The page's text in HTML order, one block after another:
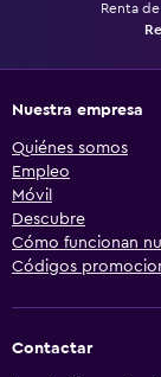
Renta
Nuestra empresa
Quiénes somos
Empleo
Móvil
Descubre
Cómo funcionan
Códigos
Contactar